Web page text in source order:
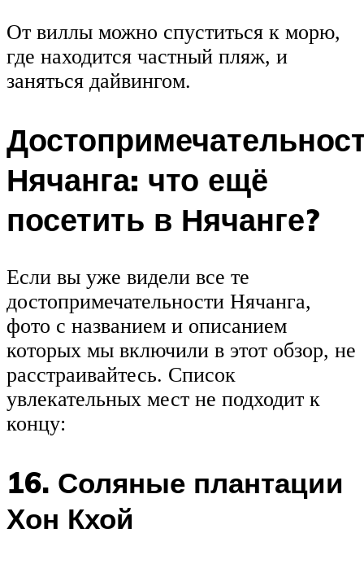
От виллы можно спуститься к морю,
где находится частный пляж, и
заняться дайвингом.
Нячанга: что ещё
посетить в Нячанге?
Если вы уже видели все те
достопримечательности Нячанга,
фото с названием и описанием
которых мы включили в этот обзор, не
расстраивайтесь. Список
увлекательных мест не подходит к
концу:
16. Соляные плантации
Хон Кхой